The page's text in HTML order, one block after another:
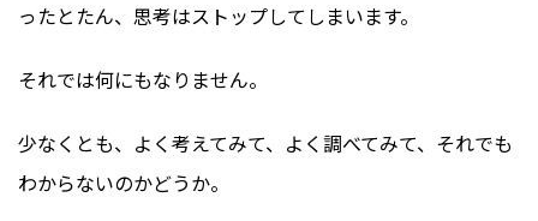
ったとたん、思考はストップしてしまいます。
それでは何にもなりません。
少なくとも、よく考えてみて、よく調べてみて、それでも
わからないのかどうか。